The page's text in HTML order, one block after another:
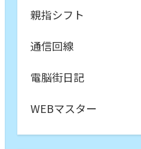
親指シフト
通信回線
電脳街日記
WEBマスター